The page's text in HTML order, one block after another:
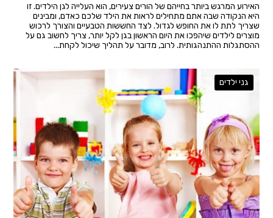
האירוע המרגש ביותר בחייהם של הורים צעירים, הוא העלייה לגן הילדים. זו
היא הנקודה שבה אתם מתחילים לראות את הילד שלכם כאדם, ומבינים
שצריך לתת לו את החופש לגדול. לצד החששות הטבעיים והצורך לרכוש
מוצרים לילדים שיהפכו את היום הראשון בגן לקל יותר, צריך לחשוב גם על
ההסתגלות ההתנהגותית. לרוב, מדובר על תהליך שיכול לקחת...
גני ילדים